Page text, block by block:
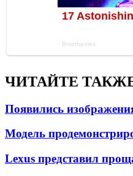
ЧИТАЙТЕ
Появились
Модель
Lexus представил